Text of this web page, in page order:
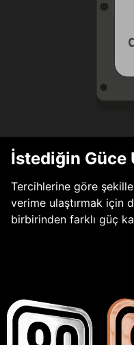
İstediğin Güce
Tercihlerine göre
verime ulaştırmak için
birbirinden farklı güç